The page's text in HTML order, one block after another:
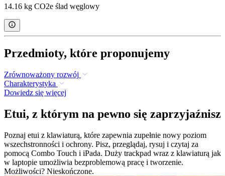
14.16 kg CO2e ślad węglowy
Przedmioty, które proponujemy
Zrównoważony rozwój
Charakterystyka
Dowiedz się więcej
Etui, z którym na pewno się zaprzyjaźnisz
Poznaj etui z klawiaturą, które zapewnia zupełnie nowy poziom
wszechstronności i ochrony. Pisz, przeglądaj, rysuj i czytaj za
pomocą Combo Touch i iPada. Duży trackpad wraz z klawiaturą jak
w laptopie umożliwia bezproblemową pracę i tworzenie.
Możliwości? Nieskończone.